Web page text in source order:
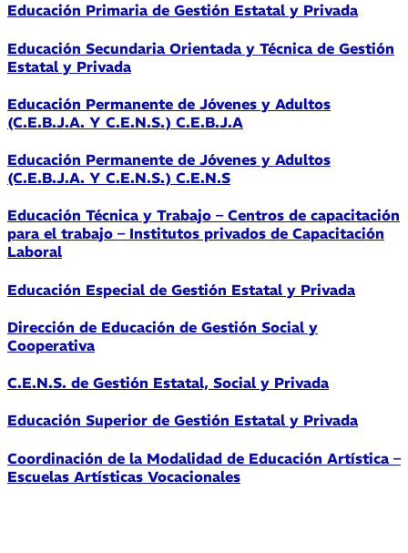
Educación Primaria de Gestión Estatal y Privada
Educación Secundaria Orientada y Técnica de Gestión
Estatal y Privada
Educación Permanente de Jóvenes y Adultos
(C.E.B.J.A. Y C.E.N.S.) C.E.B.J.A
Educación Permanente de Jóvenes y Adultos
(C.E.B.J.A. Y C.E.N.S.) C.E.N.S
Educación Técnica y Trabajo – Centros de capacitación
para el trabajo – Institutos privados de Capacitación
Laboral
Educación Especial de Gestión Estatal y Privada
Dirección de Educación de Gestión Social y
Cooperativa
C.E.N.S. de Gestión Estatal, Social y Privada
Educación Superior de Gestión Estatal y Privada
Coordinación de la Modalidad de Educación Artística –
Escuelas Artísticas Vocacionales